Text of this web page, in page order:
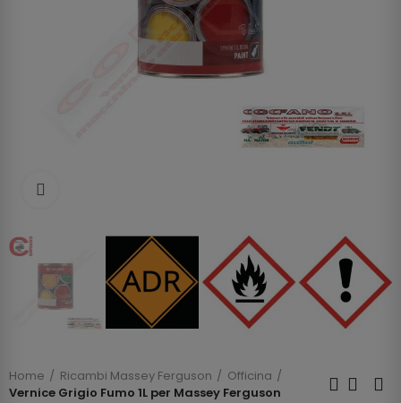
Home Ricambi Massey Ferguson
Officina
Vernice Grigio Fumo 1L per Massey Ferguson